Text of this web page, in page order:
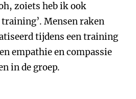
zoiets heb ik ook
Mensen raken
tijdens een training
empathie en compassie
in de groep.